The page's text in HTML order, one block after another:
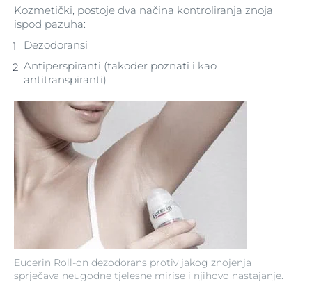
Eucerin Roll-on dezodorans protiv jakog znojenja
sprječava neugodne tjelesne mirise i njihovo nastajanje.
Kozmetički, postoje dva načina kontroliranja znoja
ispod pazuha:
Dezodoransi
Antiperspiranti (također poznati i kao
antitranspiranti)